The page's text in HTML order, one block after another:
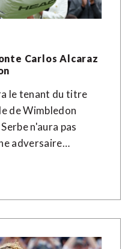
Carlos Alcaraz
le tenant du titre
de Wimbledon
n'aura pas
adversaire…